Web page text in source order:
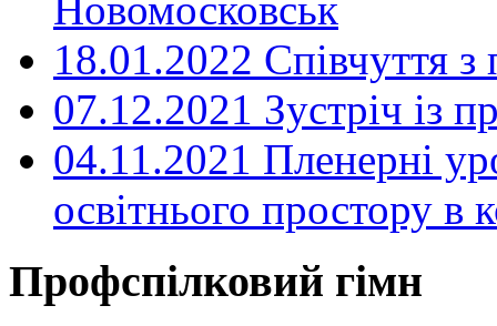
18.01.2022 Співчуття з
07.12.2021 Зустріч із
04.11.2021 Пленерні
освітнього простору
Профспілковий гімн